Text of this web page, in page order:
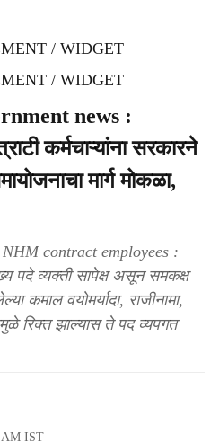
/ WIDGET
/ WIDGET
news :
कर्मचाऱ्यांना सरकारने
मार्ग मोकळा,
contract employees :
पदे व्यक्ती सापेक्ष असून समकक्ष
कमाल वयोमर्यादा, राजीनामा,
रिक्त झाल्यास ते पद व्यपगत
AM IST